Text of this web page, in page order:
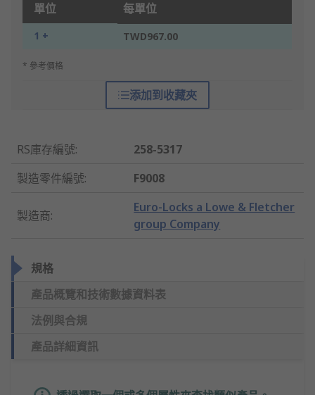
單位 每單位
1 + TWD967.00
* 參考價格
添加到收藏夾
RS庫存編號:
258-5317
製造零件編號: F9008
製造商:
Euro-Locks a Lowe & Fletcher
group Company
規格
產品概覽和技術數據資料表
法例與合規
產品詳細資訊